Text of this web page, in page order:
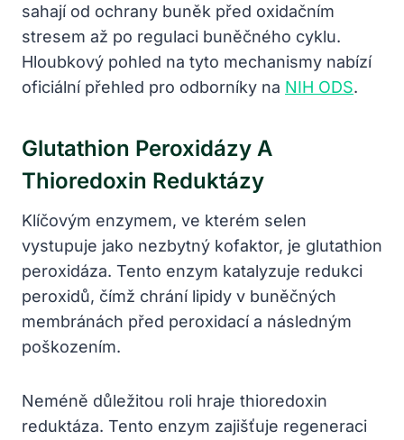
sahají od ochrany buněk před oxidačním
stresem až po regulaci buněčného cyklu.
Hloubkový pohled na tyto mechanismy nabízí
oficiální přehled pro odborníky na NIH ODS.
Glutathion Peroxidázy A
Thioredoxin Reduktázy
Klíčovým enzymem, ve kterém selen
vystupuje jako nezbytný kofaktor, je glutathion
peroxidáza. Tento enzym katalyzuje redukci
peroxidů, čímž chrání lipidy v buněčných
membránách před peroxidací a následným
poškozením.
Neméně důležitou roli hraje thioredoxin
reduktáza. Tento enzym zajišťuje regeneraci